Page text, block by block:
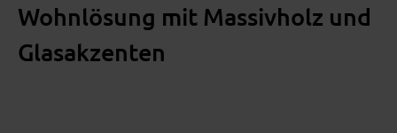
Wohnlösung mit Massivholz und
Glasakzenten